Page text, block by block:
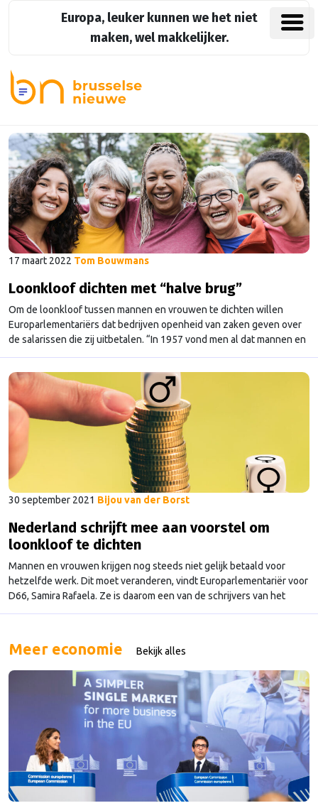
Europa, leuker kunnen we het niet
maken, wel makkelijker.
17 maart 2022 Tom Bouwmans
Loonkloof dichten met “halve brug”
Om de loonkloof tussen mannen en vrouwen te dichten willen
Europarlementariërs dat bedrijven openheid van zaken geven over
de salarissen die zij uitbetalen. “In 1957 vond men al dat mannen en
vrouwen hetzelfde loon moeten verdienen en dat werd vastgelegd
in het Verdrag van Rome. In 2022 is dat verschil nog steeds 14%. Dat
is …Continued
30 september 2021 Bijou van der Borst
Nederland schrijft mee aan voorstel om
loonkloof te dichten
Mannen en vrouwen krijgen nog steeds niet gelijk betaald voor
hetzelfde werk. Dit moet veranderen, vindt Europarlementariër voor
D66, Samira Rafaela. Ze is daarom een van de schrijvers van het
voorstel om de loonkloof te dichten. Vanochtend stelde ze het plan
positief onthaald, maar ik …
Meer economie Bekijk alles